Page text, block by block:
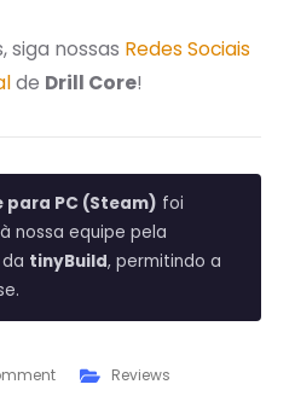
siga nossas Redes Sociais
de Drill Core!
para PC (Steam) foi
nossa equipe pela
tinyBuild, permitindo a
Reviews